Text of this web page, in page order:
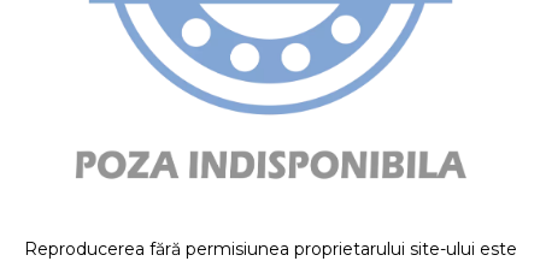
Reproducerea fără permisiunea proprietarului site-ului este